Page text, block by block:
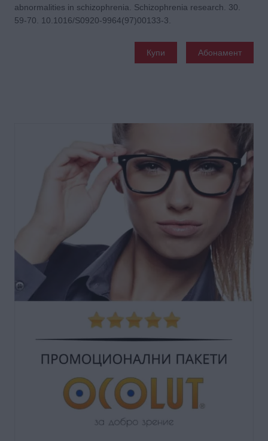
abnormalities in schizophrenia. Schizophrenia research. 30.
59-70. 10.1016/S0920-9964(97)00133-3.
Купи Абонамент